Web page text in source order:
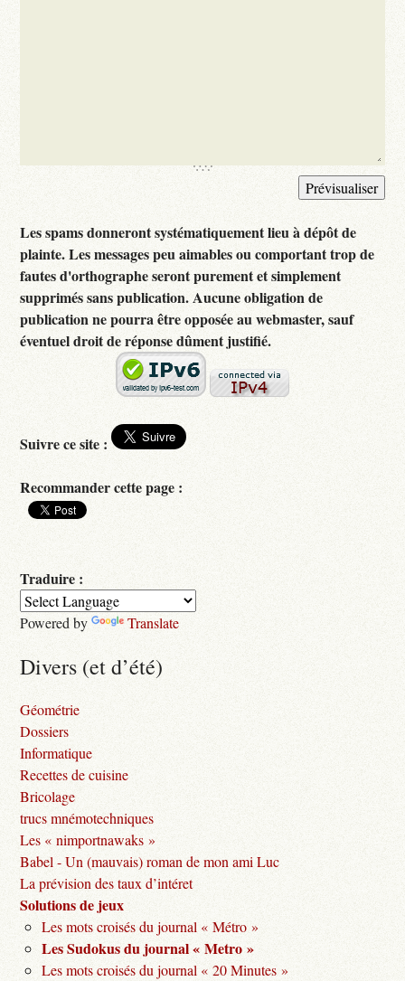
Les spams donneront systématiquement lieu à dépôt de
plainte. Les messages peu aimables ou comportant trop de
fautes d'orthographe seront purement et simplement
supprimés sans publication. Aucune obligation de
publication ne pourra être opposée au webmaster, sauf
éventuel droit de réponse dûment justifié.
Suivre ce site :
Recommander cette page :
Traduire :
Powered by Translate
Divers (et d’été)
Géométrie
Dossiers
Informatique
Recettes de cuisine
Bricolage
trucs mnémotechniques
Les « nimportnawaks »
Babel - Un (mauvais) roman de mon ami Luc
La prévision des taux d’intéret
Solutions de jeux
Les mots croisés du journal « Métro »
Les Sudokus du journal « Metro »
Les mots croisés du journal « 20 Minutes »